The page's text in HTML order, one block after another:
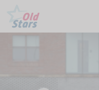
Ga naar de inhoud